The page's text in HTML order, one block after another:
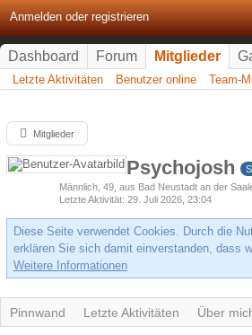
Anmelden oder registrieren
Dashboard Forum Mitglieder
Letzte Aktivitäten Benutzer online Team-
Mitglieder
Psychojosh
Männlich 49 aus Bad Neustadt an der
Letzte Aktivität 29. Juli 2026, 23:04
Diese Seite verwendet Cookies. Durch die
erklären Sie sich damit einverstanden, dass
Weitere Informationen
Pinnwand Letzte Aktivitäten Über